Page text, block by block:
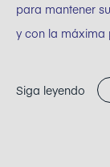
para mantener
y con la máxima
Siga leyendo